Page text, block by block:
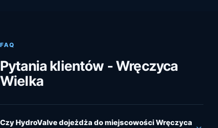
FAQ
Pytania klientów - Wręczyca
Wielka
Czy HydroValve dojeżdża do miejscowości Wręczyca